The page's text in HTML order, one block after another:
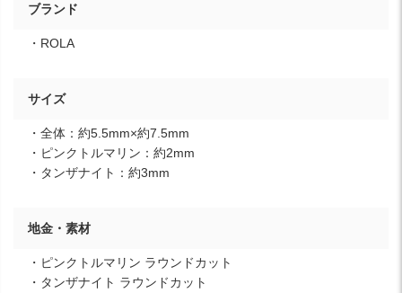
ブランド
・ROLA
サイズ
・全体：約5.5mm×約7.5mm
・ピンクトルマリン：約2mm
・タンザナイト：約3mm
地金・素材
・ピンクトルマリン ラウンドカット
・タンザナイト ラウンドカット